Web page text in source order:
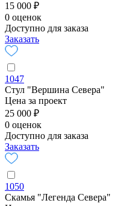
15 000 ₽
0 оценок
Доступно для заказа
Заказать
1047
Стул "Вершина Севера"
Цена за проект
25 000 ₽
0 оценок
Доступно для заказа
Заказать
1050
Скамья "Легенда Севера"